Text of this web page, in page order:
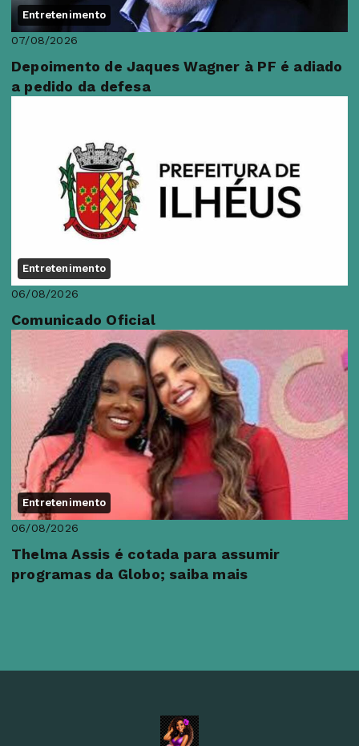
Entretenimento
07/08/2026
Depoimento de Jaques Wagner à PF é adiado
a pedido da defesa
Entretenimento
06/08/2026
Comunicado Oficial
Entretenimento
06/08/2026
Thelma Assis é cotada para assumir
programas da Globo; saiba mais